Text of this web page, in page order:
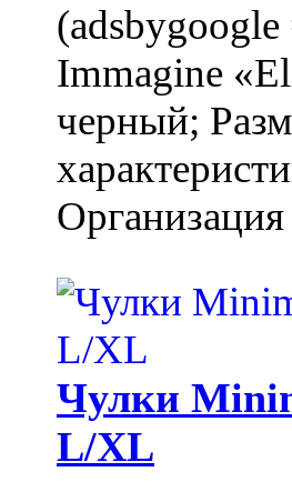
Immagine
черный;
Чулки
L/XL